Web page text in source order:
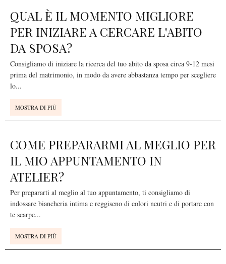
QUAL È IL MOMENTO MIGLIORE
PER INIZIARE A CERCARE L'ABITO
DA SPOSA?
Consigliamo di iniziare la ricerca del tuo abito da sposa circa 9-12 mesi
prima del matrimonio, in modo da avere abbastanza tempo per scegliere
lo...
MOSTRA DI PIÙ
COME PREPARARMI AL MEGLIO PER
IL MIO APPUNTAMENTO IN
ATELIER?
Per prepararti al meglio al tuo appuntamento, ti consigliamo di
indossare biancheria intima e reggiseno di colori neutri e di portare con
te scarpe...
MOSTRA DI PIÙ